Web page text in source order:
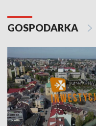
GOSPODARKA